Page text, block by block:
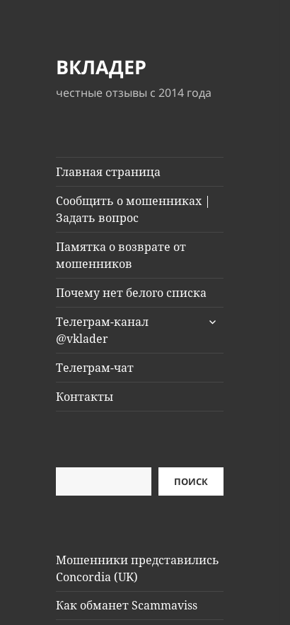
ВКЛАДЕР
честные отзывы с 2014 года
Главная страница
Сообщить о мошенниках |
Задать вопрос
Памятка о возврате от
мошенников
Почему нет белого списка
Телеграм-канал
@vklader
раскрыть
Телеграм-чат
Контакты
ПОИСК
Мошенники представились
Concordia (UK)
Как обманет Scammaviss